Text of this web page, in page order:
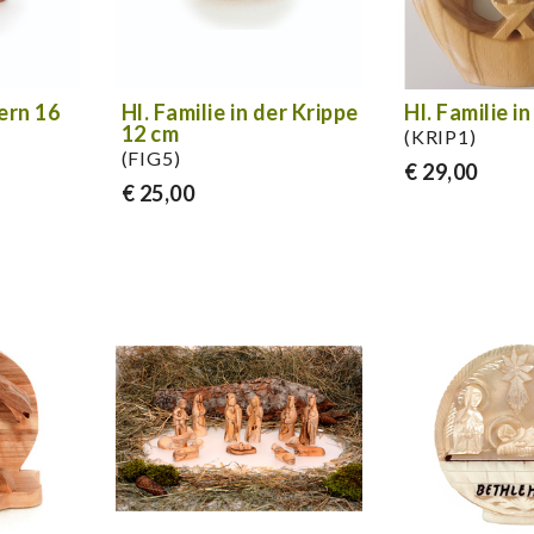
16
Hl. Familie in der Krippe
12 cm
(FIG5)
€ 25,00
Hl. Familie
(KRIP1)
€ 29,00